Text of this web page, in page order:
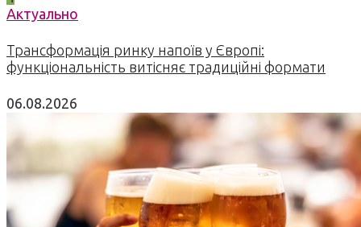
Актуально
Трансформація ринку напоїв у Європі:
функціональність витісняє традиційні формати
06.08.2026